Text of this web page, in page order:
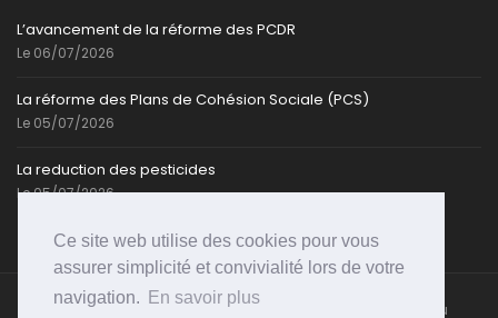
Ce site web utilise des cookies pour vous
assurer simplicité et convivialité lors de votre
navigation.
En savoir plus
L’avancement de la réforme des PCDR
Le 06/07/2026
La réforme des Plans de Cohésion Sociale (PCS)
Le 05/07/2026
La reduction des pesticides
Le 05/07/2026
Caroline-Cassart.be @ Toute reproduction partielle ou